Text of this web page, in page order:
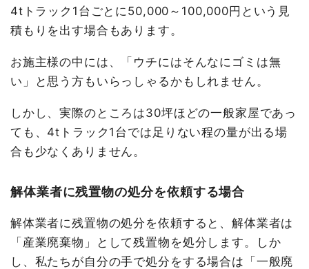
4tトラック1台ごとに50,000～100,000円という見
積もりを出す場合もあります。
お施主様の中には、「ウチにはそんなにゴミは無
い」と思う方もいらっしゃるかもしれません。
しかし、実際のところは30坪ほどの一般家屋であっ
ても、4tトラック1台では足りない程の量が出る場
合も少なくありません。
解体業者に残置物の処分を依頼する場合
解体業者に残置物の処分を依頼すると、解体業者は
「産業廃棄物」として残置物を処分します。しか
し、私たちが自分の手で処分をする場合は「一般廃